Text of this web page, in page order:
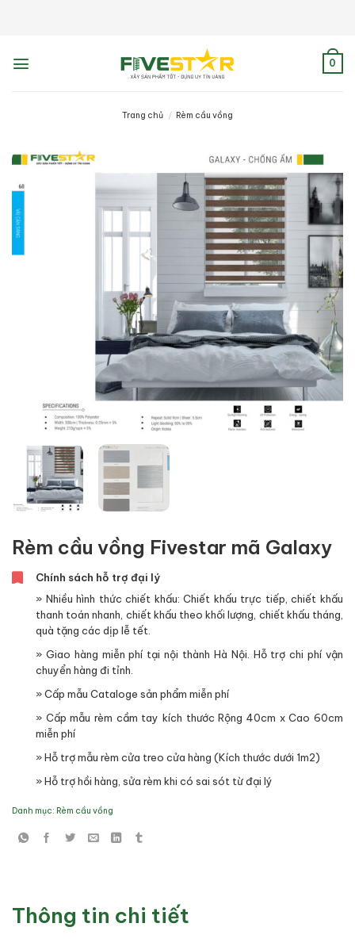
0
Trang chủ / Rèm cầu vồng
Rèm cầu vồng Fivestar mã Galaxy
Chính sách hỗ trợ đại lý
» Nhiều hình thức chiết khấu: Chiết khấu trực tiếp, chiết khấu
thanh toán nhanh, chiết khấu theo khối lượng, chiết khấu tháng,
quà tặng các dịp lễ tết.
» Giao hàng miễn phí tại nội thành Hà Nội. Hỗ trợ chi phí vận
chuyển hàng đi tỉnh.
» Cấp mẫu Cataloge sản phẩm miễn phí
» Cấp mẫu rèm cầm tay kích thước Rộng 40cm x Cao 60cm
miễn phí
» Hỗ trợ mẫu rèm cửa treo cửa hàng (Kích thước dưới 1m2)
» Hỗ trợ hồi hàng, sửa rèm khi có sai sót từ đại lý
Danh mục: Rèm cầu vồng
Thông tin chi tiết